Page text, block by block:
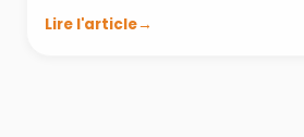
Lire l'article